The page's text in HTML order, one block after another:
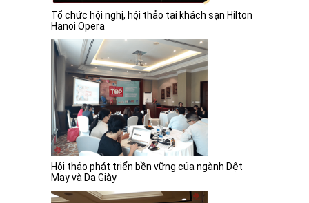
Tổ chức hội nghị, hội thảo tại khách sạn Hilton
Hanoi Opera